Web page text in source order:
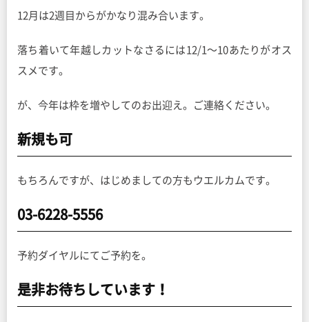
12月は2週目からがかなり混み合います。
落ち着いて年越しカットなさるには12/1〜10あたりがオス
スメです。
が、今年は枠を増やしてのお出迎え。ご連絡ください。
新規も可
もちろんですが、はじめましての方もウエルカムです。
03-6228-5556
予約ダイヤルにてご予約を。
是非お待ちしています！